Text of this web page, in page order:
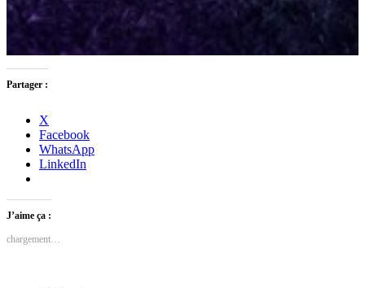
Partager :
X
Facebook
WhatsApp
LinkedIn
J’aime ça :
chargement…